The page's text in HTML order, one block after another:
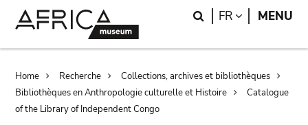
Search
FR LANGUAGE
MENU
Breadcrumb
Home Recherche
Collections, archives et bibliothèques
Bibliothèques en Anthropologie culturelle et Histoire
Catalogue
of the Library of Independent Congo